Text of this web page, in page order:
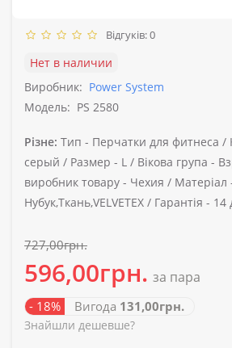
Відгуків: 0
Нет в наличии
Виробник: Power System
Модель: PS 2580
Різне: Тип - Перчатки для фитнеса /
серый / Размер - L / Вікова група -
виробник товару - Чехия / Матеріал
Нубук,Ткань,VELVETEX / Гарантія - 14
727,00грн.
596,00грн. за пара
- 18% Вигода 131,00грн.
Знайшли дешевше?